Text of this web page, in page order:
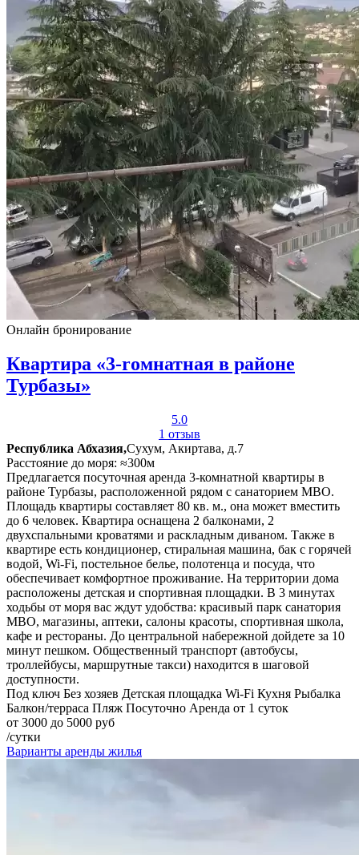
Онлайн бронирование
Квартира «3-rомнатная в районе
Турбазы»
5.0
1 отзыв
Республика Абхазия,Сухум, Акиртава, д.7
Расстояние до моря: ≈300м
Предлагается посуточная аренда 3-комнатной квартиры в
районе Турбазы, расположенной рядом с санаторием МВО.
Площадь квартиры составляет 80 кв. м., она может вместить
до 6 человек. Квартира оснащена 2 балконами, 2
двухспальными кроватями и раскладным диваном. Также в
квартире есть кондиционер, стиральная машина, бак с горячей
водой, Wi-Fi, постельное белье, полотенца и посуда, что
обеспечивает комфортное проживание. На территории дома
расположены детская и спортивная площадки. В 3 минутах
ходьбы от моря вас ждут удобства: красивый парк санатория
МВО, магазины, аптеки, салоны красоты, спортивная школа,
кафе и рестораны. До центральной набережной дойдете за 10
минут пешком. Общественный транспорт (автобусы,
троллейбусы, маршрутные такси) находится в шаговой
доступности.
Под ключ Без хозяев Детская площадка Wi-Fi Кухня Рыбалка
Балкон/терраса Пляж Посуточно Аренда от 1 суток
от 3000 до 5000 руб
/сутки
Варианты аренды жилья